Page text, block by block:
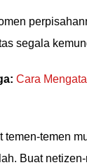
segala
Cara
temen-temen
Buat